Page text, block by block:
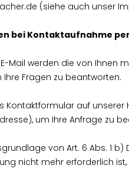
(siehe auch unser
bei Kontaktaufnahme
Mail werden die von Ihnen
Fragen zu beantworten.
auf
um Ihre Anfrage zu
von Art. 6 Abs. 1
nicht mehr erforderlich